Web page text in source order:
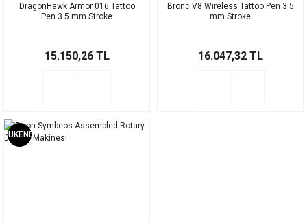
DragonHawk Armor 016 Tattoo
Pen 3.5 mm Stroke
15.150,26 TL
Bronc V8 Wireless Tattoo Pen 3.5
mm Stroke
16.047,32 TL
TÜKENDİ